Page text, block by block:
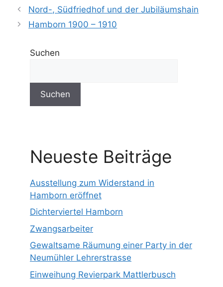
Nord-, Südfriedhof und der Jubiläumshain
Hamborn 1900 – 1910
Suchen
Suchen
Neueste Beiträge
Ausstellung zum Widerstand in
Hamborn eröffnet
Dichterviertel Hamborn
Zwangsarbeiter
Gewaltsame Räumung einer Party in der
Neumühler Lehrerstrasse
Einweihung Revierpark Mattlerbusch